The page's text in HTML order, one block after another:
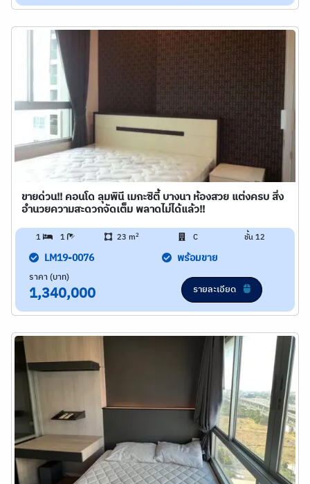
ขายด่วน!! คอนโด ลุมพินี เมกะซิตี้ บางนา ห้องสวย แต่งครบ สิ่ง
อำนวยความสะดวกจัดเต็ม พลาดไม่ได้แล้ว!!
1 1 23 m2 C ชั้น 12
LM19-0076 พร้อมขาย
ราคา (บาท)
1,340,000 รายละเอียด